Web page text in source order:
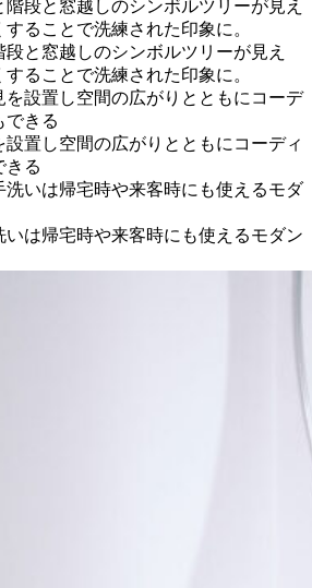
と窓越しのシンボルツリーが見え
ることで洗練された印象に。
置し空間の広がりとともにコーディ
きる
は帰宅時や来客時にも使えるモダン